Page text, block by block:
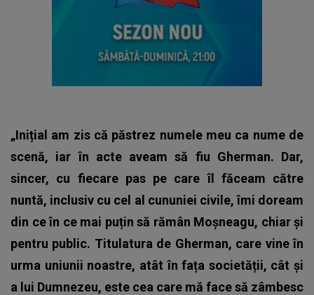
„Inițial am zis că păstrez numele meu ca nume de
scenă, iar în acte aveam să fiu Gherman. Dar,
sincer, cu fiecare pas pe care îl făceam către
nuntă, inclusiv cu cel al cununiei civile, îmi doream
din ce în ce mai puțin să rămân Moșneagu, chiar și
pentru public. Titulatura de Gherman, care vine în
urma uniunii noastre, atât în fața societății, cât și
a lui Dumnezeu, este cea care mă face să zâmbesc